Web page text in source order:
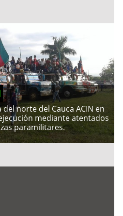
norte del Cauca ACIN en
mediante atentados
paramilitares.